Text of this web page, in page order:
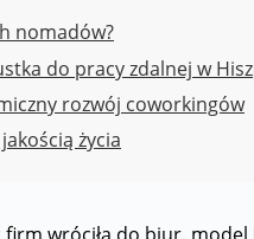
nomadów?
do pracy zdalnej w
rozwój coworkingów
życia
wróciła do biur,